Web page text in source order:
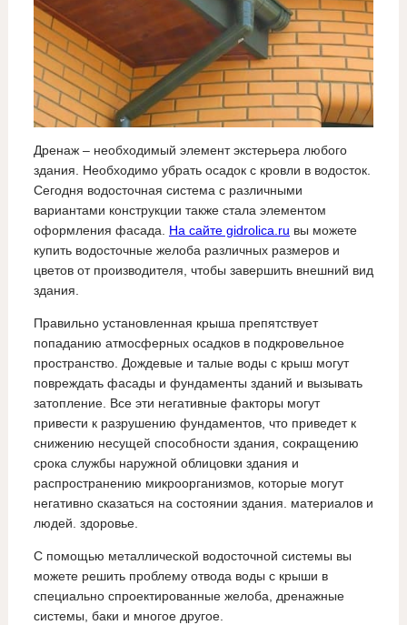
Дренаж – необходимый элемент экстерьера любого
здания. Необходимо убрать осадок с кровли в водосток.
Сегодня водосточная система с различными
вариантами конструкции также стала элементом
оформления фасада. На сайте gidrolica.ru вы можете
купить водосточные желоба различных размеров и
цветов от производителя, чтобы завершить внешний вид
здания.
Правильно установленная крыша препятствует
попаданию атмосферных осадков в подкровельное
пространство. Дождевые и талые воды с крыш могут
повреждать фасады и фундаменты зданий и вызывать
затопление. Все эти негативные факторы могут
привести к разрушению фундаментов, что приведет к
снижению несущей способности здания, сокращению
срока службы наружной облицовки здания и
распространению микроорганизмов, которые могут
негативно сказаться на состоянии здания. материалов и
людей. здоровье.
С помощью металлической водосточной системы вы
можете решить проблему отвода воды с крыши в
специально спроектированные желоба, дренажные
системы, баки и многое другое.